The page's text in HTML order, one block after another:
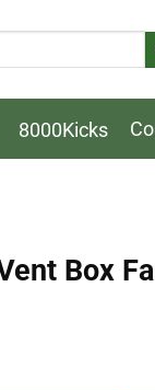
8000Kicks
Box